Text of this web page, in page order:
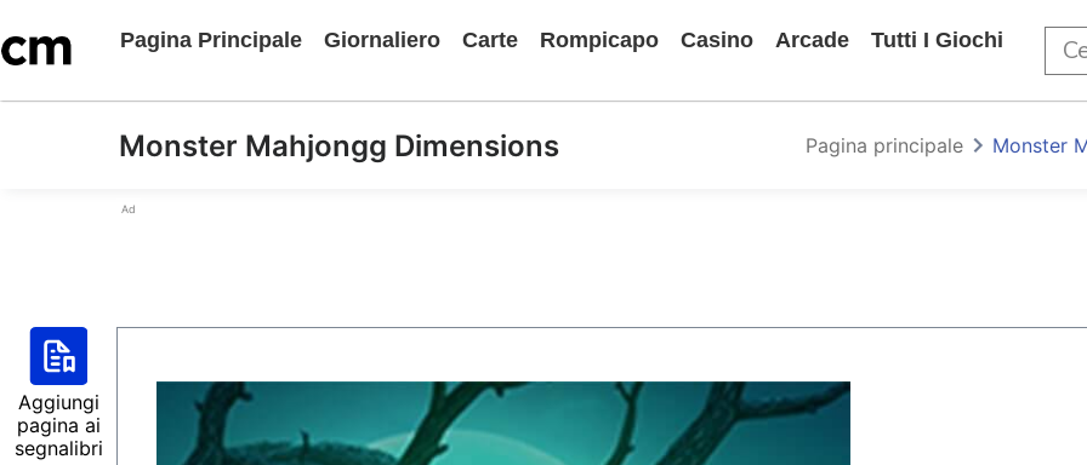
Pagina Principale Giornaliero Carte Rompicapo Casino Arcade Tutti I Giochi
Monster Mahjongg Dimensions Pagina principale Monster
Ad
Aggiungi
pagina ai
segnalibri